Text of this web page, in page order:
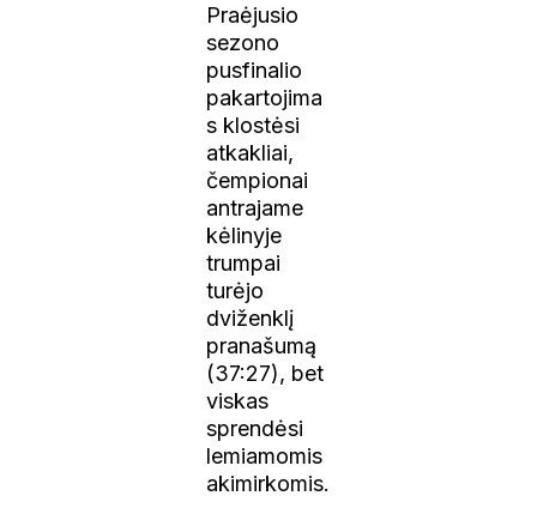
Praėjusio
sezono
pusfinalio
pakartojima
s klostėsi
atkakliai,
čempionai
antrajame
kėlinyje
trumpai
turėjo
dviženklį
pranašumą
(37:27), bet
viskas
sprendėsi
lemiamomis
akimirkomis.